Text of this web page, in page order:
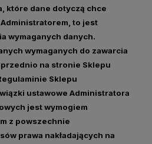
które dane dotyczą chce
to jest
wymaganych danych.
wymaganych do zawarcia
na stronie Sklepu
Sklepu
ustawowe Administratora
jest wymogiem
z powszechnie
prawa nakładających na